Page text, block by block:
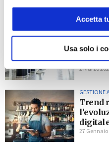
Accetta
Usa solo i
GESTIONE
il 2026
per le
2 Marzo
GESTIONE
Trend
27 Gennaio